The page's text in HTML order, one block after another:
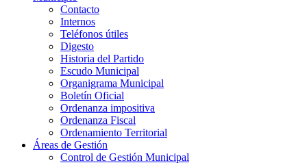
Contacto
Internos
Teléfonos útiles
Digesto
Historia del Partido
Escudo Municipal
Organigrama Municipal
Boletín Oficial
Ordenanza impositiva
Ordenanza Fiscal
Ordenamiento Territorial
Áreas de Gestión
Control de Gestión Municipal